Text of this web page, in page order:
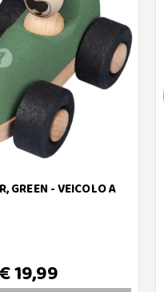
GREEN - VEICOLO A
€ 19,99